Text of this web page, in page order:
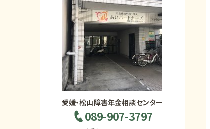
愛媛・松山障害年金相談センター
089-907-3797